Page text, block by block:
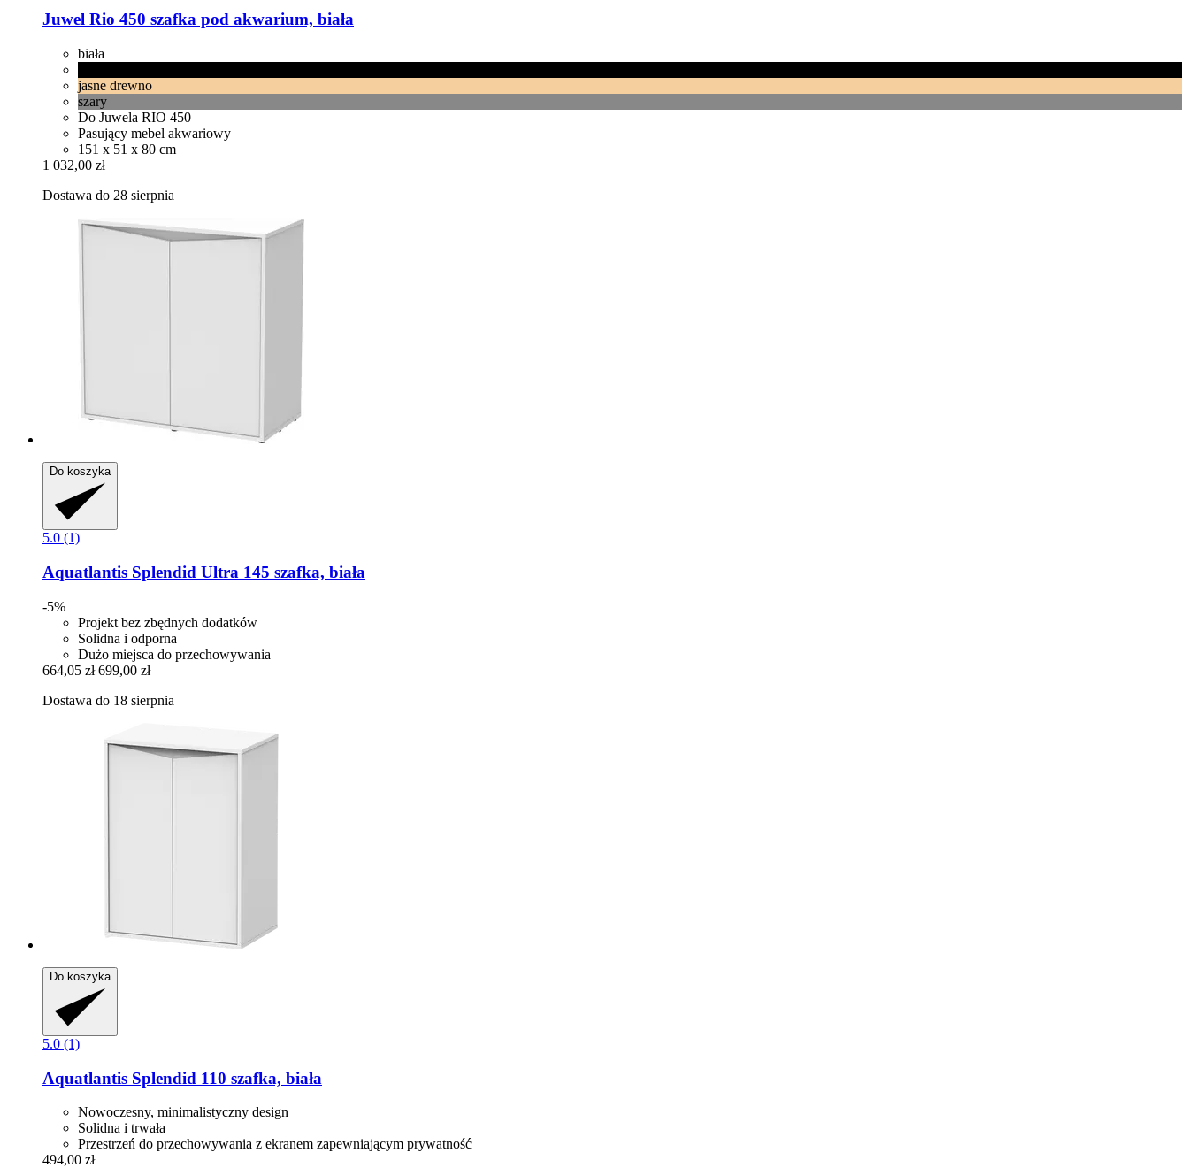
Juwel Rio 450 szafka pod akwarium, biała
biała
jasne drewno
szary
Do Juwela RIO 450
Pasujący mebel akwariowy
151 x 51 x 80 cm
1 032,00 zł
Dostawa do 28 sierpnia
Do koszyka
5.0 (1)
Aquatlantis Splendid Ultra 145 szafka, biała
-5%
Projekt bez zbędnych dodatków
Solidna i odporna
Dużo miejsca do przechowywania
664,05 zł 699,00 zł
Dostawa do 18 sierpnia
Do koszyka
5.0 (1)
Aquatlantis Splendid 110 szafka, biała
Nowoczesny, minimalistyczny design
Solidna i trwała
Przestrzeń do przechowywania z ekranem zapewniającym prywatność
494,00 zł